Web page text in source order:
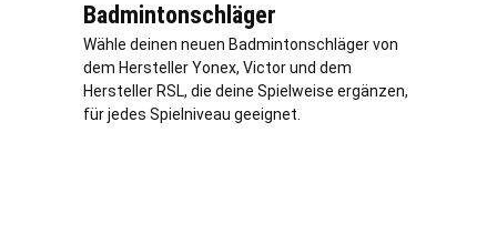
Badmintonschläger
Wähle deinen neuen Badmintonschläger von
dem Hersteller Yonex, Victor und dem
Hersteller RSL, die deine Spielweise ergänzen,
für jedes Spielniveau geeignet.